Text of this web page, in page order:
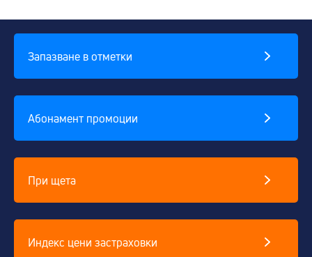
Запазване в отметки
Абонамент промоции
При щета
Индекс цени застраховки